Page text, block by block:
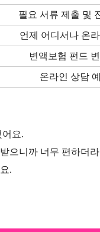
필요 서류 제출 및
언제 어디서나 온
변액보험 펀드
온라인 상담
요.
으니까 너무 편하더
.